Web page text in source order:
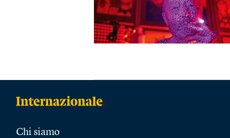
Chi siamo